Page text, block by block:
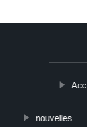
nouvelles